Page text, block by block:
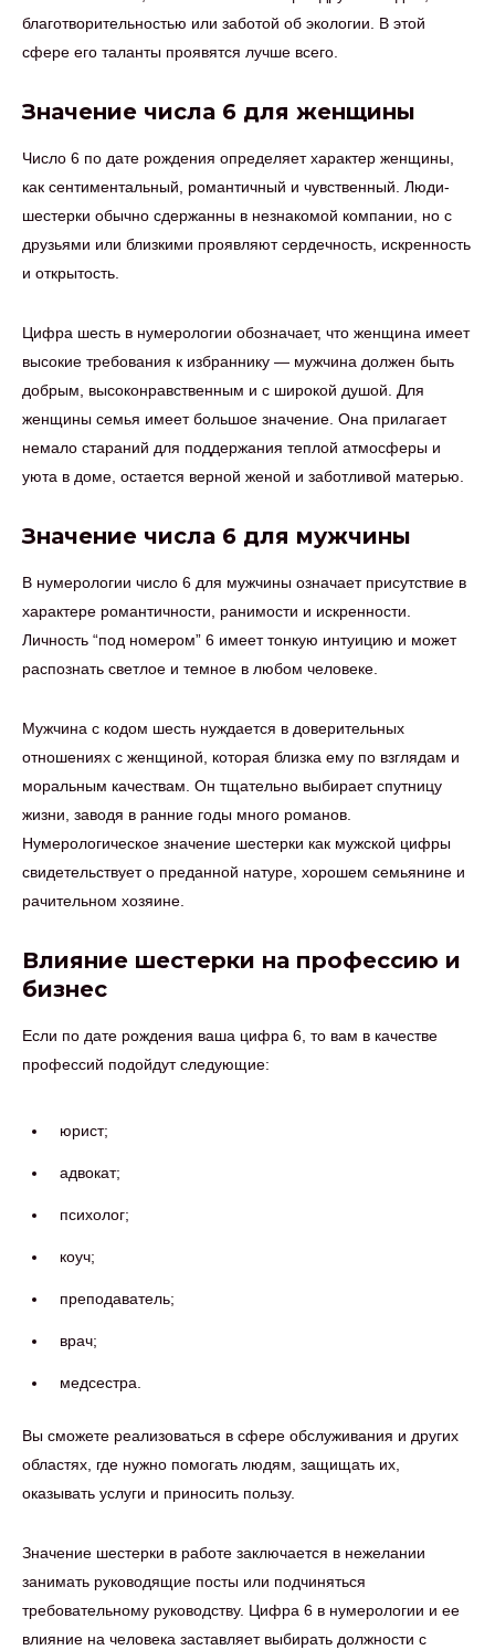
благотворительностью или заботой об экологии. В этой
сфере его таланты проявятся лучше всего.
Значение числа 6 для женщины
Число 6 по дате рождения определяет характер женщины,
как сентиментальный, романтичный и чувственный. Люди-
шестерки обычно сдержанны в незнакомой компании, но с
друзьями или близкими проявляют сердечность, искренность
и открытость.
Цифра шесть в нумерологии обозначает, что женщина имеет
высокие требования к избраннику — мужчина должен быть
добрым, высоконравственным и с широкой душой. Для
женщины семья имеет большое значение. Она прилагает
немало стараний для поддержания теплой атмосферы и
уюта в доме, остается верной женой и заботливой матерью.
Значение числа 6 для мужчины
В нумерологии число 6 для мужчины означает присутствие в
характере романтичности, ранимости и искренности.
Личность “под номером” 6 имеет тонкую интуицию и может
распознать светлое и темное в любом человеке.
Мужчина с кодом шесть нуждается в доверительных
отношениях с женщиной, которая близка ему по взглядам и
моральным качествам. Он тщательно выбирает спутницу
жизни, заводя в ранние годы много романов.
Нумерологическое значение шестерки как мужской цифры
свидетельствует о преданной натуре, хорошем семьянине и
рачительном хозяине.
Влияние шестерки на профессию и
бизнес
Если по дате рождения ваша цифра 6, то вам в качестве
профессий подойдут следующие:
юрист;
адвокат;
психолог;
коуч;
преподаватель;
врач;
медсестра.
Вы сможете реализоваться в сфере обслуживания и других
областях, где нужно помогать людям, защищать их,
оказывать услуги и приносить пользу.
Значение шестерки в работе заключается в нежелании
занимать руководящие посты или подчиняться
требовательному руководству. Цифра 6 в нумерологии и ее
влияние на человека заставляет выбирать должности с